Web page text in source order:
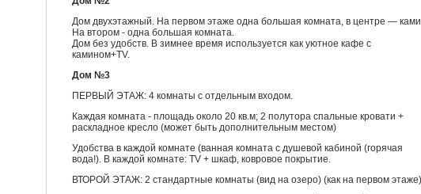
Дом двухэтажный. На первом этаже одна большая комната, в центре —
На втором - одна большая комната.
Дом без удобств. В зимнее время используется как уютное кафе с
камином+TV.
Дом №3
ПЕРВЫЙ ЭТАЖ: 4 комнаты с отдельным входом.
Каждая комната - площадь около 20 кв.м; 2 полутора спальные кровати +
раскладное кресло (может быть дополнительным местом)
Удобства в каждой комнате (ванная комната с душевой кабиной (горячая
вода!). В каждой комнате: TV + шкаф, ковровое покрытие.
ВТОРОЙ ЭТАЖ: 2 стандартные комнаты (вид на озеро) (как на первом этаже)